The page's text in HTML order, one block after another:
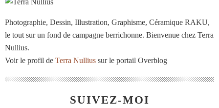
Photographie, Dessin, Illustration, Graphisme, Céramique RAKU,
le tout sur un fond de campagne berrichonne. Bienvenue chez Terra
Nullius.
Voir le profil de Terra Nullius sur le portail Overblog
SUIVEZ-MOI